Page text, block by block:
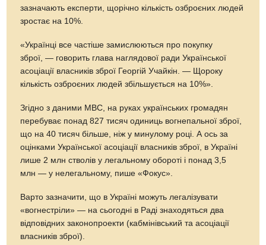
зазначають експерти, щорічно кількість озброєних людей
зростає на 10%.
«Українці все частіше замислюються про покупку
зброї, — говорить глава наглядової ради Української
асоціації власників зброї Георгій Учайкін. — Щороку
кількість озброєних людей збільшується на 10%».
Згідно з даними МВС, на руках українських громадян
перебуває понад 827 тисяч одиниць вогнепальної зброї,
що на 40 тисяч більше, ніж у минулому році. А ось за
оцінками Української асоціації власників зброї, в Україні
лише 2 млн стволів у легальному обороті і понад 3,5
млн — у нелегальному, пише «Фокус».
Варто зазначити, що в Україні можуть легалізувати
«вогнестріли» — на сьогодні в Раді знаходяться два
відповідних законопроекти (кабмінівський та асоціації
власників зброї).